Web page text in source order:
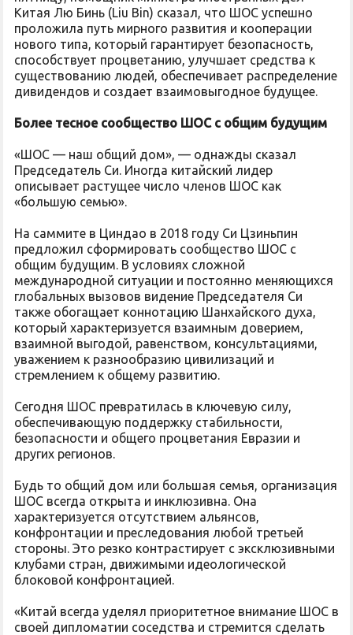
Китая Лю Бинь (Liu Bin) сказал, что ШОС успешно
проложила путь мирного развития и кооперации
нового типа, который гарантирует безопасность,
способствует процветанию, улучшает средства к
существованию людей, обеспечивает распределение
дивидендов и создает взаимовыгодное будущее.
Более тесное сообщество ШОС с общим будущим
«ШОС — наш общий дом», — однажды сказал
Председатель Си. Иногда китайский лидер
описывает растущее число членов ШОС как
«большую семью».
На саммите в Циндао в 2018 году Си Цзиньпин
предложил сформировать сообщество ШОС с
общим будущим. В условиях сложной
международной ситуации и постоянно меняющихся
глобальных вызовов видение Председателя Си
также обогащает коннотацию Шанхайского духа,
который характеризуется взаимным доверием,
взаимной выгодой, равенством, консультациями,
уважением к разнообразию цивилизаций и
стремлением к общему развитию.
Сегодня ШОС превратилась в ключевую силу,
обеспечивающую поддержку стабильности,
безопасности и общего процветания Евразии и
других регионов.
Будь то общий дом или большая семья, организация
ШОС всегда открыта и инклюзивна. Она
характеризуется отсутствием альянсов,
конфронтации и преследования любой третьей
стороны. Это резко контрастирует с эксклюзивными
клубами стран, движимыми идеологической
блоковой конфронтацией.
«Китай всегда уделял приоритетное внимание ШОС в
своей дипломатии соседства и стремится сделать